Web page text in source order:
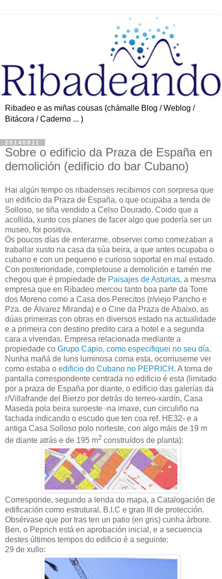
Ribadeo e as miñas cousas (chámalle Blog / Weblog /
Bitácora / Caderno ... )
20140811
Sobre o edificio da Praza de España en
demolición (edificio do bar Cubano)
Hai algún tempo os ribadenses recibimos con sorpresa que
un edificio da Praza de España, o que ocupaba a tenda de
Solloso, se tiña vendido a Celso Dourado. Coido que a
acollida, xunto cos planes de facer algo que podería ser un
museo, foi positiva.
Ós poucos días de enterarme, observei como comezaban a
traballar xusto na casa da súa beira, a que antes ocupaba o
cubano e con un pequeno e curioso soportal en mal estado.
Con posterioridade, completouse a demolición e tamén me
chegou que é propiedade de Paisajes de Asturias, a mesma
empresa que en Ribadeo mercou tanto boa parte da Torre
dos Moreno como a Casa dos Perecitos (r/viejo Pancho e
Pza. de Álvarez Miranda) e o Cine da Praza de Abaixo, as
dúas primeiras con obras en diversos estado na actualidade
e a primeira con destino predito cara a hotel e a segunda
cara a vivendas. Empresa relacionada mediante a
propiedade co Grupo Capio, como especifiquei no seu día.
Nunha mañá de luns luminosa coma esta, ocorriuseme ver
como estaba o edificio do Cubano no PEPRICH . A toma de
pantalla correspondente centrada no edificio é esta (limitado
por a praza de España por diante, o edificio das galerías da
r/Villafrande del Bierzo por detrás do terreo-xardín, Casa
Maseda pola beira suroeste -na imaxe, cun circuliño na
fachada indicando o escudo que ten coa ref. HE32- e a
antiga Casa Solloso polo norleste, con algo máis de 19 m
de diante atrás e de 195 m2 construídos de planta):
Corresponde, segundo a lenda do mapa, a Catalogación de
edificación como estrutural, B.I.C e grao III de protección.
Obsérvase que por tras ten un patio (en gris) cunha árbore.
Ben, o Peprich está en aprobación inicial, e a secuencia
destes últimos tempos do edificio é a seguinte:
29 de xullo: